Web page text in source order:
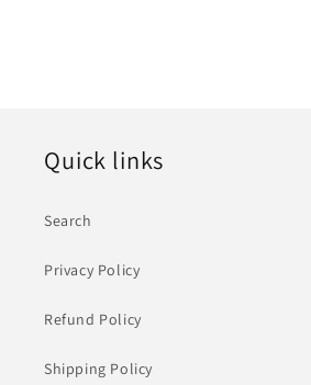
Quick links
Search
Privacy Policy
Refund Policy
Shipping Policy